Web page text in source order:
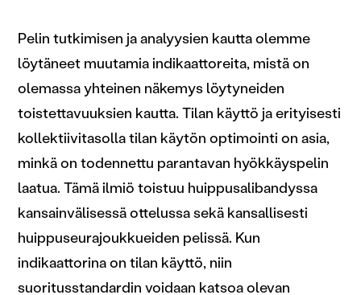
Pelin tutkimisen ja analyysien kautta olemme
löytäneet muutamia indikaattoreita, mistä on
olemassa yhteinen näkemys löytyneiden
toistettavuuksien kautta. Tilan käyttö ja erityisesti
kollektiivitasolla tilan käytön optimointi on asia,
minkä on todennettu parantavan hyökkäyspelin
laatua. Tämä ilmiö toistuu huippusalibandyssa
kansainvälisessä ottelussa sekä kansallisesti
huippuseurajoukkueiden pelissä. Kun
indikaattorina on tilan käyttö, niin
suoritusstandardin voidaan katsoa olevan